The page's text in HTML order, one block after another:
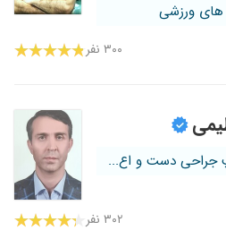
ورزشی
۳۰۰ نفر
جراحی دست و اع...
۳۰۲ نفر